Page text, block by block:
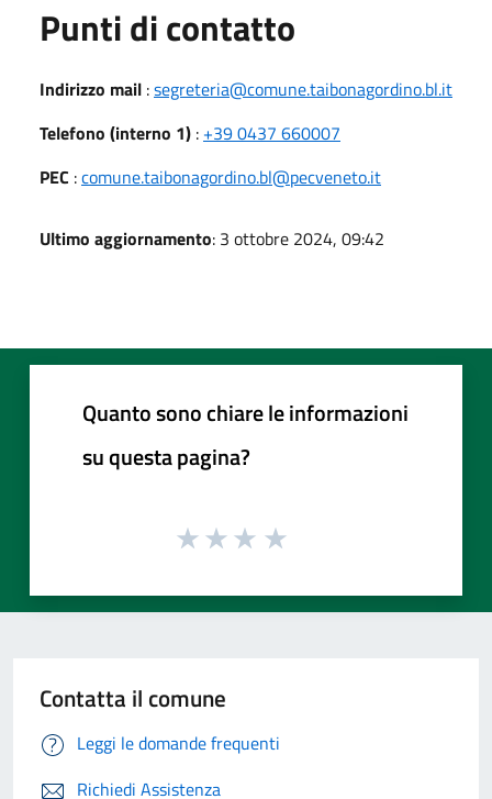
Punti di contatto
Indirizzo mail :segreteria@comune.taibonagordino.bl.it
Telefono (interno 1) : +39 0437 660007
PEC :comune.taibonagordino.bl@pecveneto.it
Ultimo aggiornamento: 3 ottobre 2024, 09:42
Quanto sono chiare le informazioni
su questa pagina?
Contatta il comune
Leggi le domande frequenti
Richiedi Assistenza